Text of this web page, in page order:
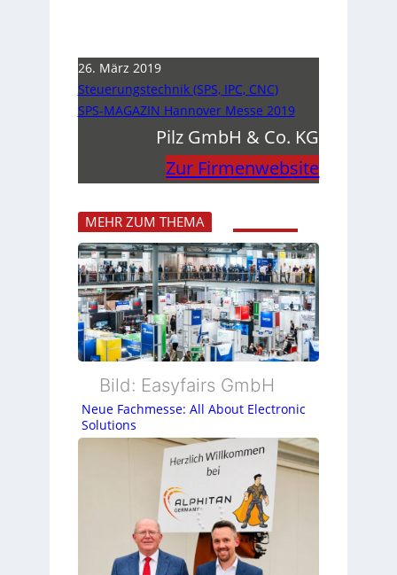
26. März 2019
Steuerungstechnik (SPS, IPC, CNC)
SPS-MAGAZIN Hannover Messe 2019
Pilz GmbH & Co. KG
Zur Firmenwebsite
MEHR ZUM THEMA
Bild: Easyfairs GmbH
Neue Fachmesse: All About Electronic
Solutions